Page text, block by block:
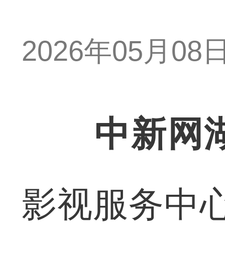
2026年05月08
中新网
影视服务中